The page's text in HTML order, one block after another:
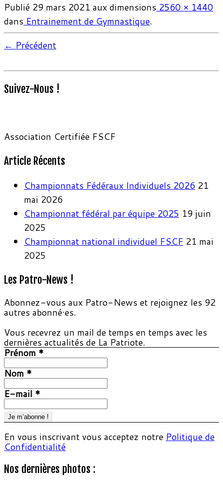
Publié 29 mars 2021 aux dimensions 2560 × 1440
dans Entrainement de Gymnastique.
← Précédent
Suivez-Nous !
Association Certifiée FSCF
Article Récents
Championnats Fédéraux Individuels 2026 21
mai 2026
Championnat fédéral par équipe 2025 19 juin
2025
Championnat national individuel FSCF 21 mai
2025
Les Patro-News !
Abonnez-vous aux Patro-News et rejoignez les 92
autres abonné·es.
Vous recevrez un mail de temps en temps avec les
dernières actualités de La Patriote.
Prénom *
Nom *
E-mail *
En vous inscrivant vous acceptez notre Politique de
Confidentialité
Nos dernières photos :